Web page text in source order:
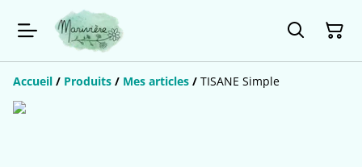
Accueil / Produits / Mes articles / TISANE Simple